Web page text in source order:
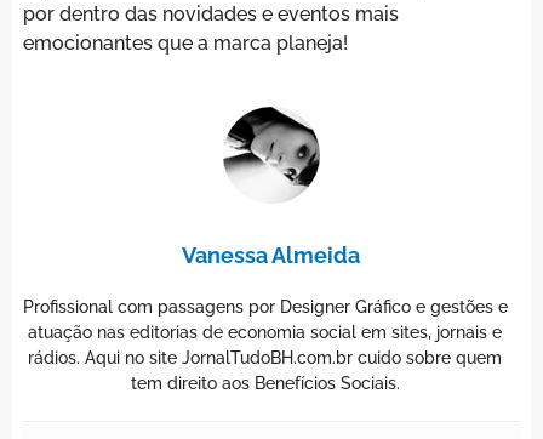
por dentro das novidades e eventos mais
emocionantes que a marca planeja!
Vanessa Almeida
Profissional com passagens por Designer Gráfico e gestões e
atuação nas editorias de economia social em sites, jornais e
rádios. Aqui no site JornalTudoBH.com.br cuido sobre quem
tem direito aos Benefícios Sociais.